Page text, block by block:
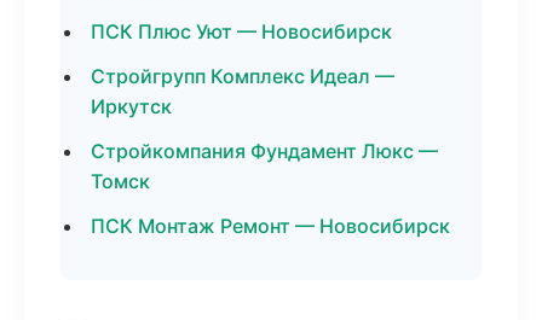
ПСК Плюс Уют — Новосибирск
Стройгрупп Комплекс Идеал —
Иркутск
Стройкомпания Фундамент Люкс —
Томск
ПСК Монтаж Ремонт — Новосибирск